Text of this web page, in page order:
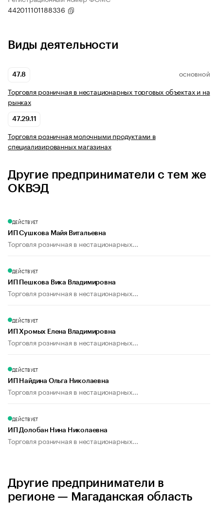
442011101188336
Виды деятельности
47.8 ОСНОВНОЙ
Торговля розничная в нестационарных торговых объектах и на
рынках
47.29.11
Торговля розничная молочными продуктами в
специализированных магазинах
Другие предприниматели с тем же
ОКВЭД
ДЕЙСТВУЕТ
ИП Сушкова Майя Витальевна
Торговля розничная в нестационарных...
ДЕЙСТВУЕТ
ИП Пешкова Вика Владимировна
Торговля розничная в нестационарных...
ДЕЙСТВУЕТ
ИП Хромых Елена Владимировна
Торговля розничная в нестационарных...
ДЕЙСТВУЕТ
ИП Найдина Ольга Николаевна
Торговля розничная в нестационарных...
ДЕЙСТВУЕТ
ИП Долобан Нина Николаевна
Торговля розничная в нестационарных...
Другие предприниматели в
регионе — Магаданская область